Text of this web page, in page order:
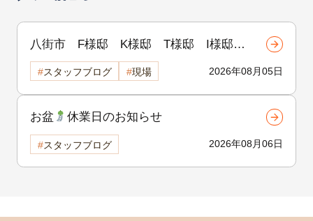
八街市 F様邸 K様邸 T様邸 I様邸
H様邸 着工致しました
2026年08月05日
スタッフブログ 現場
お盆 休業日のお知らせ
2026年08月06日
スタッフブログ